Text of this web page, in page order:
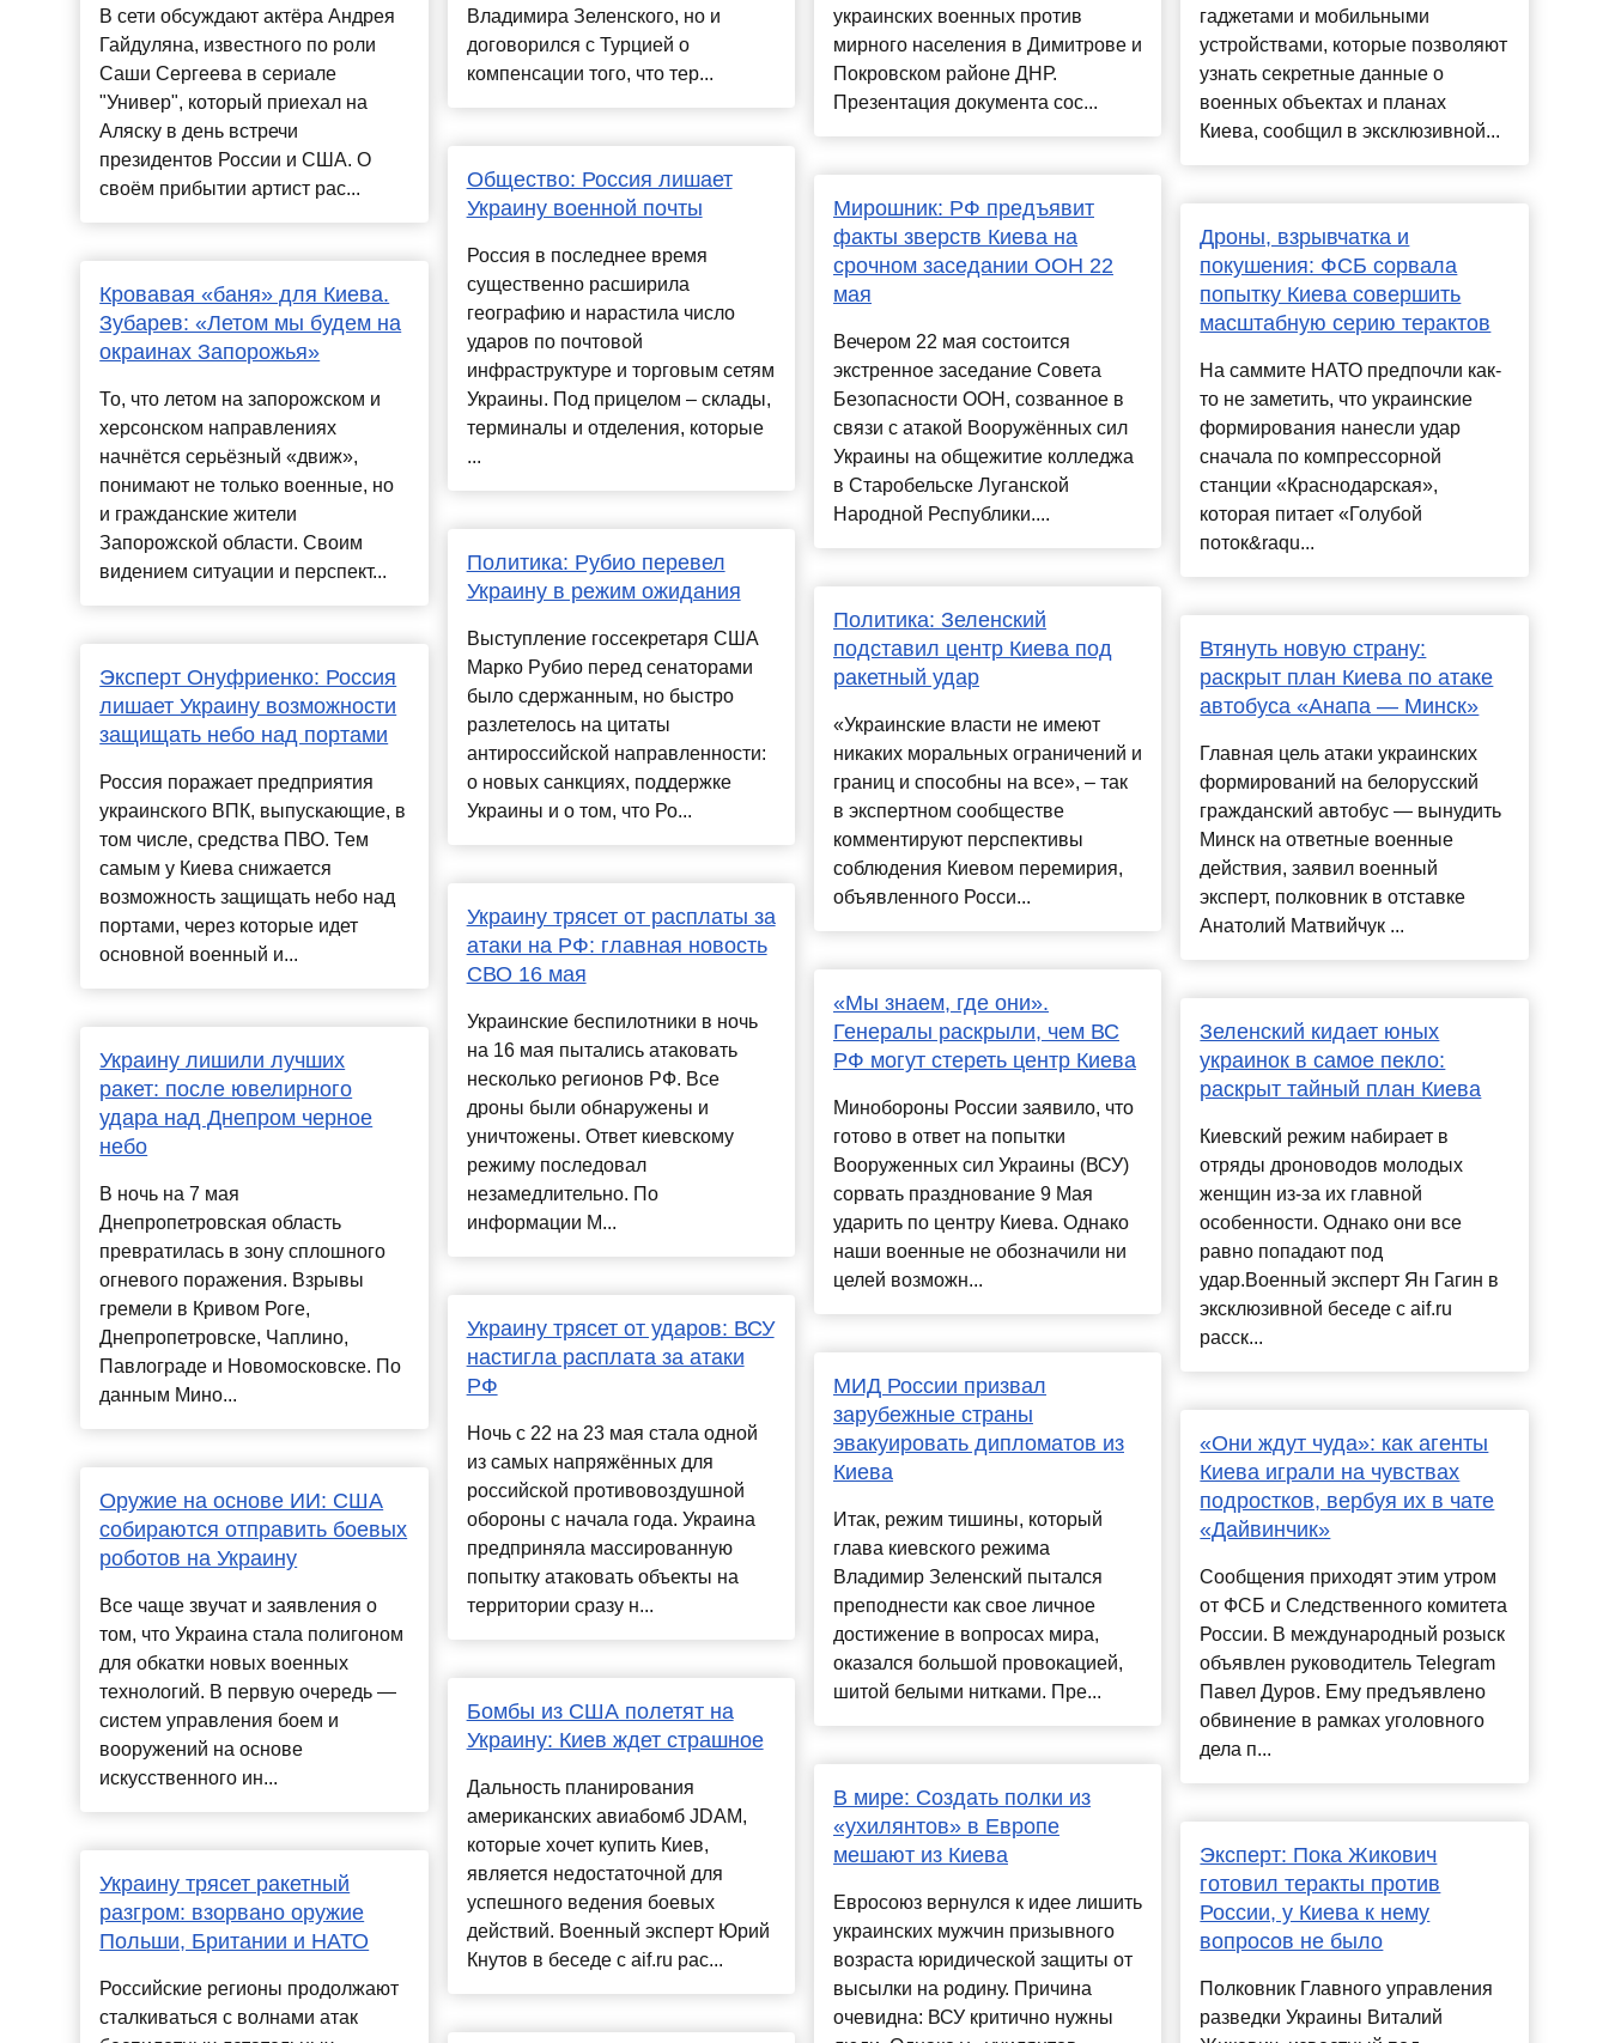
В сети обсуждают актёра Андрея
Гайдуляна, известного по роли
Саши Сергеева в сериале
"Универ", который приехал на
Аляску в день встречи
президентов России и США. О
своём прибытии артист рас...
Кровавая «баня» для Киева.
Зубарев: «Летом мы будем на
окраинах Запорожья»
То, что летом на запорожском и
херсонском направлениях
начнётся серьёзный «движ»,
понимают не только военные, но
и гражданские жители
Запорожской области. Своим
видением ситуации и перспект...
Эксперт Онуфриенко: Россия
лишает Украину возможности
защищать небо над портами
Россия поражает предприятия
украинского ВПК, выпускающие, в
том числе, средства ПВО. Тем
самым у Киева снижается
возможность защищать небо над
портами, через которые идет
основной военный и...
Украину лишили лучших
ракет: после ювелирного
удара над Днепром черное
небо
В ночь на 7 мая
Днепропетровская область
превратилась в зону сплошного
огневого поражения. Взрывы
гремели в Кривом Роге,
Днепропетровске, Чаплино,
Павлограде и Новомосковске. По
данным Мино...
Оружие на основе ИИ: США
собираются отправить боевых
роботов на Украину
Все чаще звучат и заявления о
том, что Украина стала полигоном
для обкатки новых военных
технологий. В первую очередь —
систем управления боем и
вооружений на основе
искусственного ин...
Украину трясет ракетный
разгром: взорвано оружие
Польши, Британии и НАТО
Российские регионы продолжают
сталкиваться с волнами атак
Владимира Зеленского, но и
договорился с Турцией о
компенсации того, что тер...
Общество: Россия лишает
Украину военной почты
Россия в последнее время
существенно расширила
географию и нарастила число
ударов по почтовой
инфраструктуре и торговым сетям
Украины. Под прицелом – склады,
терминалы и отделения, которые
...
Политика: Рубио перевел
Украину в режим ожидания
Выступление госсекретаря США
Марко Рубио перед сенаторами
было сдержанным, но быстро
разлетелось на цитаты
антироссийской направленности:
о новых санкциях, поддержке
Украины и о том, что Ро...
Украину трясет от расплаты за
атаки на РФ: главная новость
СВО 16 мая
Украинские беспилотники в ночь
на 16 мая пытались атаковать
несколько регионов РФ. Все
дроны были обнаружены и
уничтожены. Ответ киевскому
режиму последовал
незамедлительно. По
информации М...
Украину трясет от ударов: ВСУ
настигла расплата за атаки
РФ
Ночь с 22 на 23 мая стала одной
из самых напряжённых для
российской противовоздушной
обороны с начала года. Украина
предприняла массированную
попытку атаковать объекты на
территории сразу н...
Бомбы из США полетят на
Украину: Киев ждет страшное
Дальность планирования
американских авиабомб JDAM,
которые хочет купить Киев,
является недостаточной для
успешного ведения боевых
действий. Военный эксперт Юрий
Кнутов в беседе с aif.ru рас...
украинских военных против
мирного населения в Димитрове и
Покровском районе ДНР.
Презентация документа сос...
Мирошник: РФ предъявит
факты зверств Киева на
срочном заседании ООН 22
мая
Вечером 22 мая состоится
экстренное заседание Совета
Безопасности ООН, созванное в
связи с атакой Вооружённых сил
Украины на общежитие колледжа
в Старобельске Луганской
Народной Республики....
Политика: Зеленский
подставил центр Киева под
ракетный удар
«Украинские власти не имеют
никаких моральных ограничений и
границ и способны на все», – так
в экспертном сообществе
комментируют перспективы
соблюдения Киевом перемирия,
объявленного Росси...
«Мы знаем, где они».
Генералы раскрыли, чем ВС
РФ могут стереть центр Киева
Минобороны России заявило, что
готово в ответ на попытки
Вооруженных сил Украины (ВСУ)
сорвать празднование 9 Мая
ударить по центру Киева. Однако
наши военные не обозначили ни
целей возможн...
МИД России призвал
зарубежные страны
эвакуировать дипломатов из
Киева
Итак, режим тишины, который
глава киевского режима
Владимир Зеленский пытался
преподнести как свое личное
достижение в вопросах мира,
оказался большой провокацией,
шитой белыми нитками. Пре...
В мире: Создать полки из
«ухилянтов» в Европе
мешают из Киева
Евросоюз вернулся к идее лишить
украинских мужчин призывного
возраста юридической защиты от
высылки на родину. Причина
очевидна: ВСУ критично нужны
гаджетами и мобильными
устройствами, которые позволяют
узнать секретные данные о
военных объектах и планах
Киева, сообщил в эксклюзивной...
Дроны, взрывчатка и
покушения: ФСБ сорвала
попытку Киева совершить
масштабную серию терактов
На саммите НАТО предпочли как-
то не заметить, что украинские
формирования нанесли удар
сначала по компрессорной
станции «Краснодарская»,
которая питает «Голубой
поток&raqu...
Втянуть новую страну:
раскрыт план Киева по атаке
автобуса «Анапа — Минск»
Главная цель атаки украинских
формирований на белорусский
гражданский автобус — вынудить
Минск на ответные военные
действия, заявил военный
эксперт, полковник в отставке
Анатолий Матвийчук ...
Зеленский кидает юных
украинок в самое пекло:
раскрыт тайный план Киева
Киевский режим набирает в
отряды дроноводов молодых
женщин из-за их главной
особенности. Однако они все
равно попадают под
удар.Военный эксперт Ян Гагин в
эксклюзивной беседе с aif.ru
расск...
«Они ждут чуда»: как агенты
Киева играли на чувствах
подростков, вербуя их в чате
«Дайвинчик»
Сообщения приходят этим утром
от ФСБ и Следственного комитета
России. В международный розыск
объявлен руководитель Telegram
Павел Дуров. Ему предъявлено
обвинение в рамках уголовного
дела п...
Эксперт: Пока Жикович
готовил теракты против
России, у Киева к нему
вопросов не было
Полковник Главного управления
разведки Украины Виталий